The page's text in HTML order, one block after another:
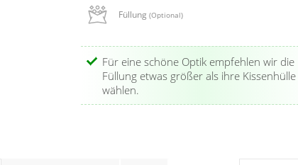
Füllung (Optional)
Für eine schöne Optik empfehlen wir die
Füllung etwas größer als ihre Kissenhülle
wählen.